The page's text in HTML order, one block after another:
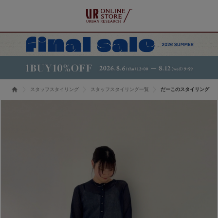
スタッフスタイリング スタッフスタイリング一覧 だーこのスタイリング